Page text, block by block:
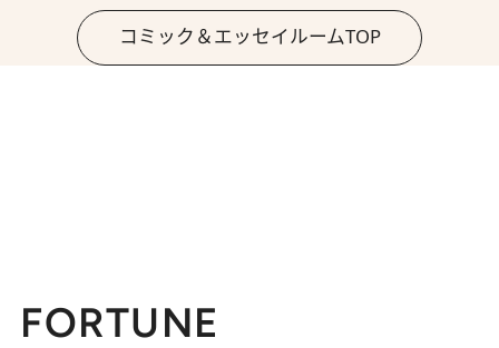
コミック＆エッセイルームTOP
FORTUNE